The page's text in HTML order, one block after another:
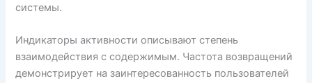
системы.
Индикаторы активности описывают степень
взаимодействия с содержимым. Частота возвращений
демонстрирует на заинтересованность пользователей